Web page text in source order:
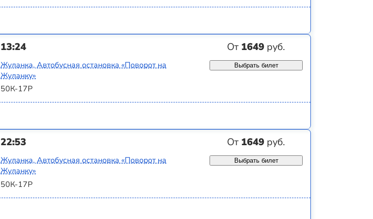
13:24 От 1649 руб.
Жуланка, Автобусная остановка «Поворот на
Жуланку»
50К-17Р
Выбрать билет
22:53 От 1649 руб.
Жуланка, Автобусная остановка «Поворот на
Жуланку»
50К-17Р
Выбрать билет